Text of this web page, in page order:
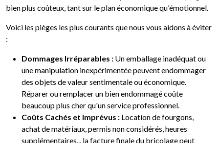
bien plus coûteux, tant sur le plan économique qu'émotionnel.
Voici les pièges les plus courants que nous vous aidons à éviter
:
Dommages Irréparables : Un emballage inadéquat ou
une manipulation inexpérimentée peuvent endommager
des objets de valeur sentimentale ou économique.
Réparer ou remplacer un bien endommagé coûte
beaucoup plus cher qu'un service professionnel.
Coûts Cachés et Imprévus : Location de fourgons,
achat de matériaux, permis non considérés, heures
supplémentaires... la facture finale du bricolage peut